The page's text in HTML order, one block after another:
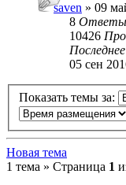
saven » 09
8 Ответы
10426
05 сен
Показать темы за:
Новая тема
1 тема » Страница 1